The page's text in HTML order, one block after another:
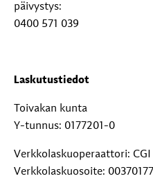
päivystys:
0400 571 039
Laskutustiedot
Toivakan kunta
Y-tunnus: 0177201-0
Verkkolaskuoperaattori: CGI
Verkkolaskuosoite: